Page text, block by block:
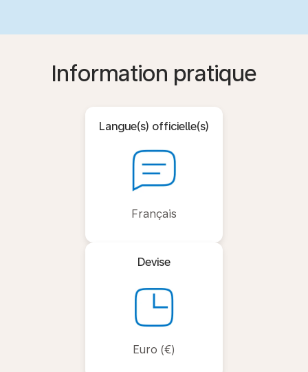
Information pratique
Langue(s) officielle(s)
Français
Devise
Euro (€)